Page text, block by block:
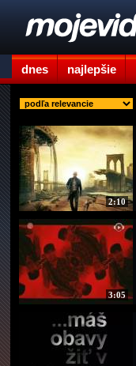
dnes najlepšie
2:10
3:05